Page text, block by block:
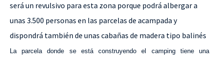
será un revulsivo para esta zona porque podrá albergar a
unas 3.500 personas en las parcelas de acampada y
dispondrá también de unas cabañas de madera tipo balinés
La parcela donde se está construyendo el camping tiene una